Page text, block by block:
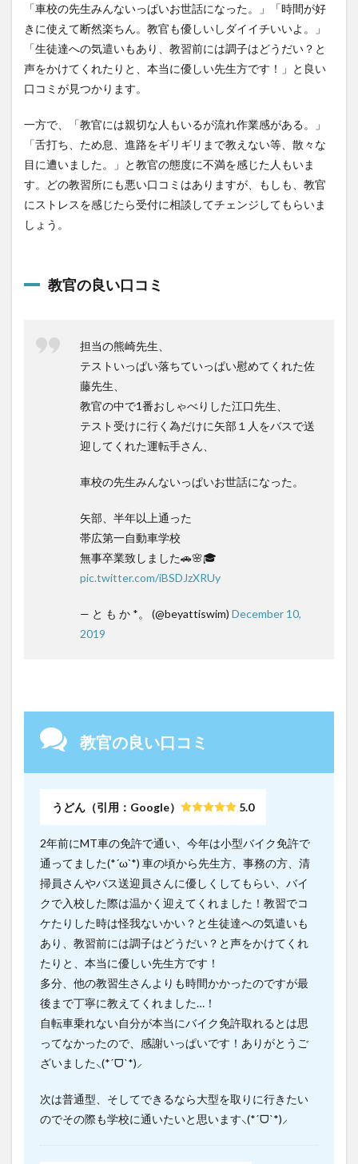
「車校の先生みんないっぱいお世話になった。」「時間が好
きに使えて断然楽ちん。教官も優しいしダイイチいいよ。」
「生徒達への気遣いもあり、教習前には調子はどうだい？と
声をかけてくれたりと、本当に優しい先生方です！」と良い
口コミが見つかります。
一方で、「教官には親切な人もいるが流れ作業感がある。」
「舌打ち、ため息、進路をギリギリまで教えない等、散々な
目に遭いました。」と教官の態度に不満を感じた人もいま
す。どの教習所にも悪い口コミはありますが、もしも、教官
にストレスを感じたら受付に相談してチェンジしてもらいま
しょう。
教官の良い口コミ
担当の熊崎先生、
テストいっぱい落ちていっぱい慰めてくれた佐
藤先生、
教官の中で1番おしゃべりした江口先生、
テスト受けに行く為だけに矢部１人をバスで送
迎してくれた運転手さん、
車校の先生みんないっぱいお世話になった。
矢部、半年以上通った
帯広第一自動車学校
無事卒業致しました🚗🌸🎓
pic.twitter.com/iBSDJzXRUy
— と も か *。 (@beyattiswim) December 10,
2019
教官の良い口コミ
うどん（引用：Google） 5.0
2年前にMT車の免許で通い、今年は小型バイク免許で
通ってました(*´ω`*) 車の頃から先生方、事務の方、清
掃員さんやバス送迎員さんに優しくしてもらい、バイ
クで入校した際は温かく迎えてくれました！教習でコ
ケたりした時は怪我ないかい？と生徒達への気遣いも
あり、教習前には調子はどうだい？と声をかけてくれ
たりと、本当に優しい先生方です！
多分、他の教習生さんよりも時間かかったのですが最
後まで丁寧に教えてくれました…！
自転車乗れない自分が本当にバイク免許取れるとは思
ってなかったので、感謝いっぱいです！ありがとうご
ざいました⸜(*ˊᗜˋ*)⸝
次は普通型、そしてできるなら大型を取りに行きたい
のでその際も学校に通いたいと思います⸜(*ˊᗜˋ*)⸝